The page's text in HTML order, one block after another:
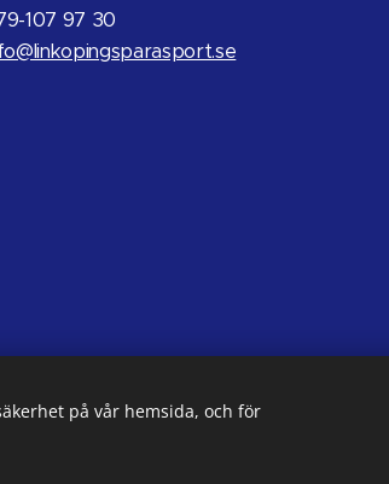
107 97 30
på vår hemsida, och för